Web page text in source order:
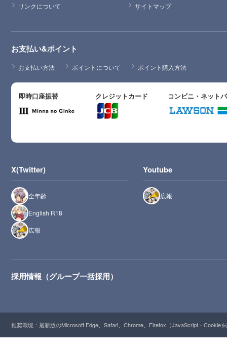
リンクについて
サイトマップ
お支払い&ポイント
お支払い方法 ポイントについて ポイント購入方法
即時口座振替 クレジットカード コンビニ・ネット
X(Twitter)
全年齢
English R18
広報
Youtube
広報
採用情報（グループ一括採用）
推奨環境：最新版のMicrosoft Edge、Safari、Chrome、Firefox（JavaScript・Cookie